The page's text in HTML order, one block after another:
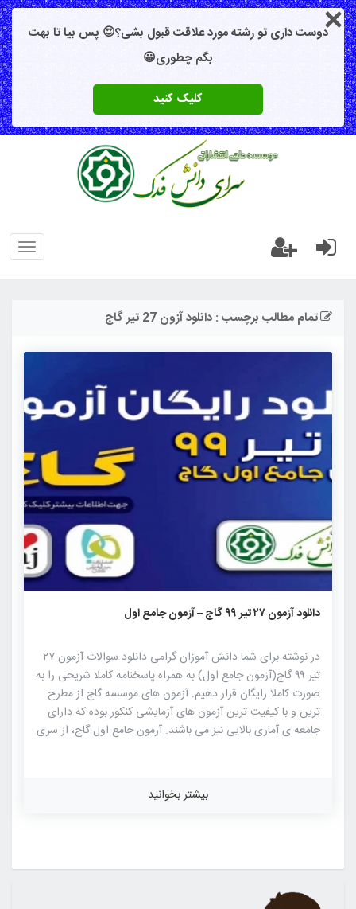
دوست داری تو رشته مورد علاقت قبول بشی؟😍 پس بیا تا بهت
بگم چطوری😀
کلیک کنید
تمام مطالب برچسب : دانلود آزون 27 تیر گاج
۰
دانلود آزمون ۲۷ تیر ۹۹ گاج – آزمون جامع اول
در نوشته برای شما دانش آموزان گرامی دانلود سوالات آزمون ۲۷
تیر ۹۹ گاج(آزمون جامع اول) به همراه پاسخنامه کاملا شریحی را به
صورت کاملا رایگان قرار دهیم. آزمون های موسسه گاج از مطرح
ترین و با کیفیت ترین آزمون های آزمایشی کنکور بوده که دارای
جامعه ی آماری بالایی نیز می باشند. آزمون جامع اول گاج، از سری
کنکور روبرو شده و در شرایط واقعی کنکور قرار گیرد. طراحی
سوالات آزمون های گاج توسط مطرح ترین مولفان کتاب های
بیشتر بخوانید